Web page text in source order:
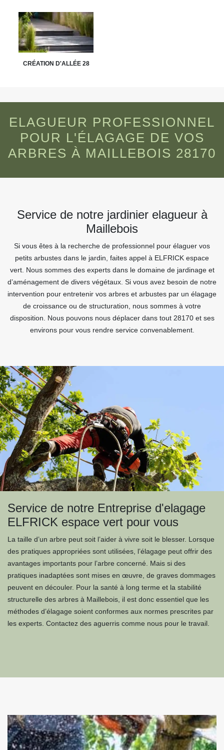
CRÉATION D'ALLÉE 28
ELAGUEUR PROFESSIONNEL
POUR L'ÉLAGAGE DE VOS
ARBRES À MAILLEBOIS 28170
Service de notre jardinier elagueur à
Maillebois
Si vous êtes à la recherche de professionnel pour élaguer vos
petits arbustes dans le jardin, faites appel à ELFRICK espace
vert. Nous sommes des experts dans le domaine de jardinage et
d’aménagement de divers végétaux. Si vous avez besoin de notre
intervention pour entretenir vos arbres et arbustes par un élagage
de croissance ou de structuration, nous sommes à votre
disposition. Nous pouvons nous déplacer dans tout 28170 et ses
environs pour vous rendre service convenablement.
Service de notre Entreprise d'elagage
ELFRICK espace vert pour vous
La taille d’un arbre peut soit l’aider à vivre soit le blesser. Lorsque
des pratiques appropriées sont utilisées, l’élagage peut offrir des
avantages importants pour l’arbre concerné. Mais si des
pratiques inadaptées sont mises en œuvre, de graves dommages
peuvent en découler. Pour la santé à long terme et la stabilité
structurelle des arbres à Maillebois, il est donc essentiel que les
méthodes d’élagage soient conformes aux normes prescrites par
les experts. Contactez des aguerris comme nous pour le travail.